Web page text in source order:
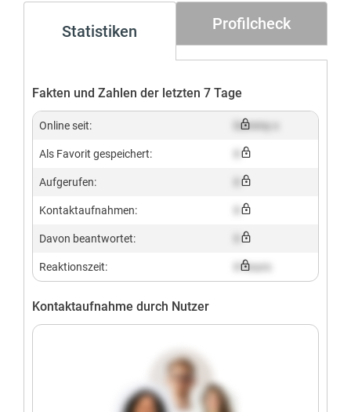
Statistiken Profilcheck
Fakten und Zahlen der letzten 7 Tage
Online seit: Dummy x
Als Favorit gespeichert:
Aufgerufen:
Kontaktaufnahmen:
Davon beantwortet:
Reaktionszeit: X hours
Kontaktaufnahme durch Nutzer